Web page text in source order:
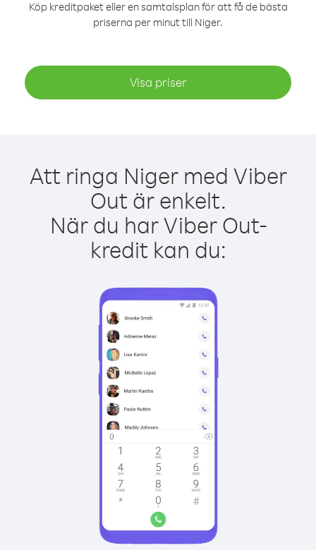
Köp kreditpaket eller en samtalsplan för att få de bästa
priserna per minut till Niger.
Visa priser
Att ringa Niger med Viber
Out är enkelt.
När du har Viber Out-
kredit kan du: